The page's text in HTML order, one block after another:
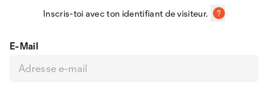
Inscris-toi avec ton identifiant de visiteur.
E-Mail